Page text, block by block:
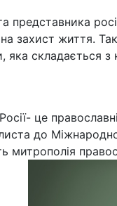
представника
захист життя.
складається з
це
до